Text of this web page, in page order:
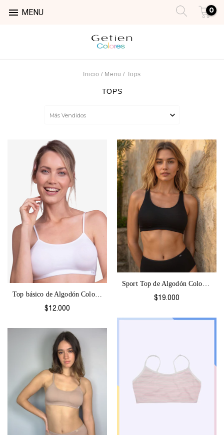
 MENU 0
Inicio / Menu / Tops
TOPS
Top básico de Algodón Colores-1061
$12.000
Sport Top de Algodón Colores-1060
$19.000